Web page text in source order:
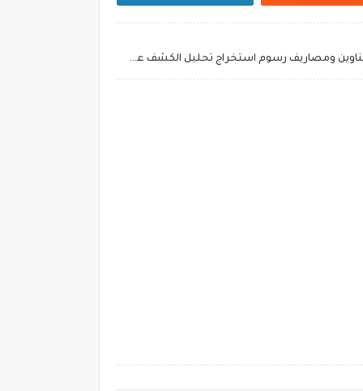
اسعار تحليل كورونا "PCR”:: اماكن وعناوين ومصاريف رسوم استخراج تحليل الكشف عن الكورونا للسفر في نفس اليوم